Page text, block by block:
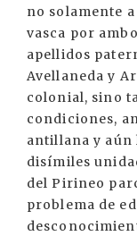
no solamente
vasca por
apellidos
Avellaneda y
colonial, sino
condiciones,
antillana y aún
disímiles
del Pirineo
problema de